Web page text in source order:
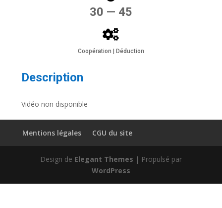
30 — 45
Coopération | Déduction
Description
Vidéo non disponible
Mentions légales CGU du site
Design de Elegant Themes | Propulsé par
WordPress